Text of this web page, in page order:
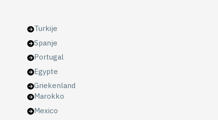
Turkije
Spanje
Portugal
Egypte
Griekenland
Marokko
Mexico